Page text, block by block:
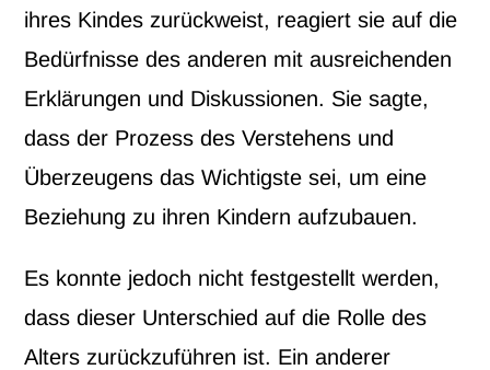
ihres Kindes zurückweist, reagiert sie auf die
Bedürfnisse des anderen mit ausreichenden
Erklärungen und Diskussionen. Sie sagte,
dass der Prozess des Verstehens und
Überzeugens das Wichtigste sei, um eine
Beziehung zu ihren Kindern aufzubauen.
Es konnte jedoch nicht festgestellt werden,
dass dieser Unterschied auf die Rolle des
Alters zurückzuführen ist. Ein anderer